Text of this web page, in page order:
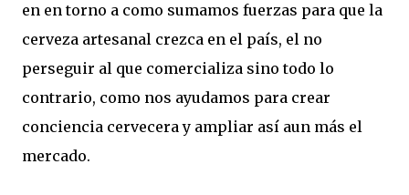
en en torno a como sumamos fuerzas para que la
cerveza artesanal crezca en el país, el no
perseguir al que comercializa sino todo lo
contrario, como nos ayudamos para crear
conciencia cervecera y ampliar así aun más el
mercado.